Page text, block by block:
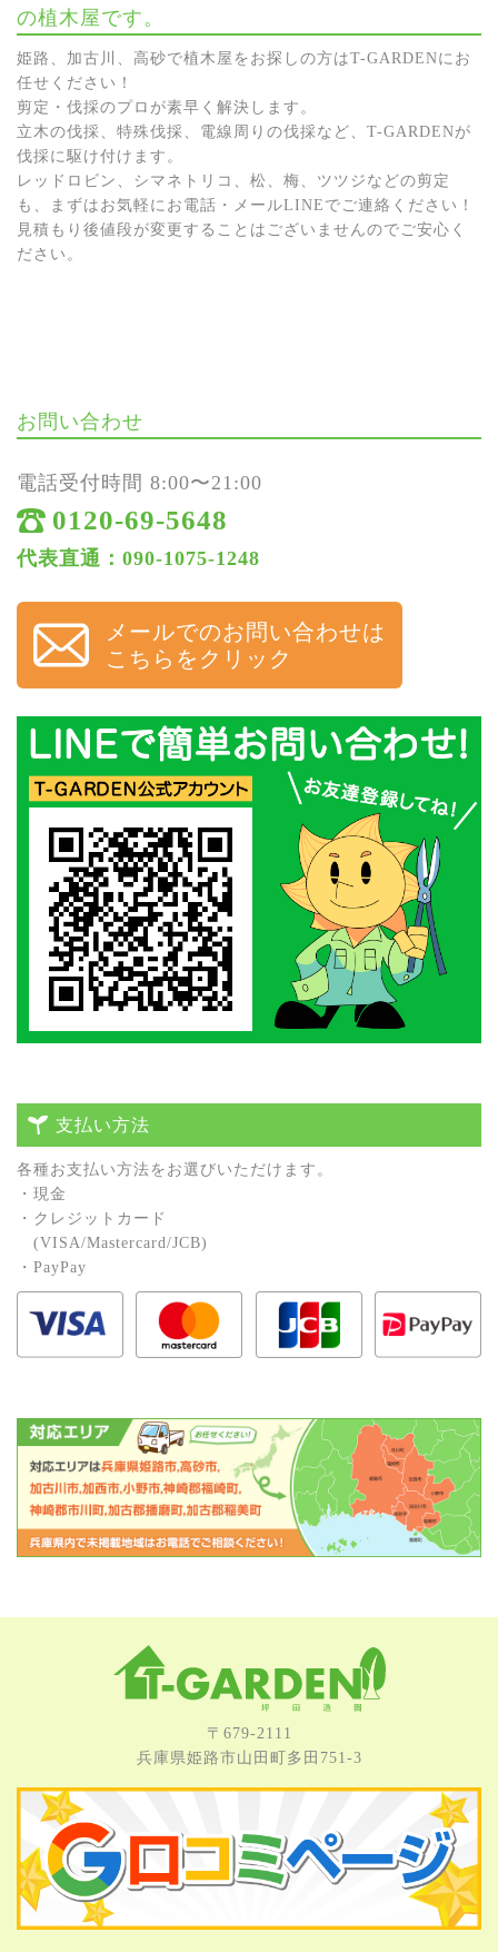
の植木屋です。
姫路、加古川、高砂で植木屋をお探しの方はT-GARDENにお
任せください！
剪定・伐採のプロが素早く解決します。
立木の伐採、特殊伐採、電線周りの伐採など、T-GARDENが
伐採に駆け付けます。
レッドロビン、シマネトリコ、松、梅、ツツジなどの剪定
も、まずはお気軽にお電話・メールLINEでご連絡ください！
見積もり後値段が変更することはございませんのでご安心く
ださい。
お問い合わせ
電話受付時間 8:00〜21:00
0120-69-5648
代表直通：090-1075-1248
メールでのお問い合わせは
こちらをクリック
支払い方法
各種お⽀払い⽅法をお選びいただけます。
・現⾦
・クレジットカード
(VISA/Mastercard/JCB)
・PayPay
〒679-2111
兵庫県姫路市⼭⽥町多⽥751-3